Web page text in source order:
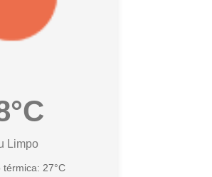
Limpo
térmica: 27°C